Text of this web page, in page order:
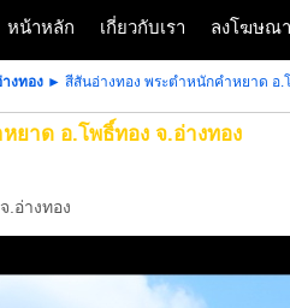
หน้าหลัก เกี่ยวกับเรา ลงโฆษณา
งทอง ► สีสันอ่างทอง พระตำหนักคำหยาด อ.
ยาด อ.โพธิ์ทอง จ.อ่างทอง
.อ่างทอง